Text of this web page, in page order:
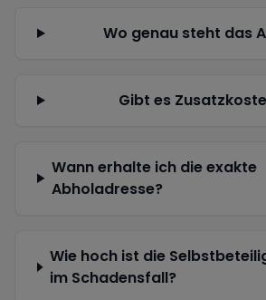
Wo genau steht das
Gibt es
Wann erhalte ich die exakte
Abholadresse?
Wie hoch ist die
im Schadensfall?